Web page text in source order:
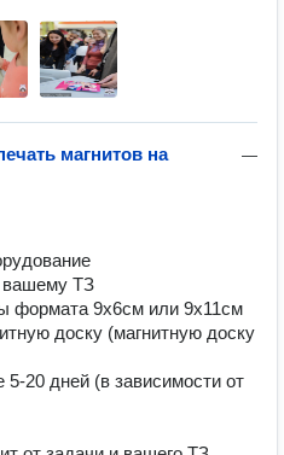
—
магнитов на
вашему ТЗ
формата 9х6см или 9х11см
доску (магнитную доску
20 дней (в зависимости от